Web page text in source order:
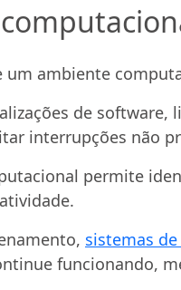
um ambiente
de software,
interrupções não
permite
sistemas
funcionando,